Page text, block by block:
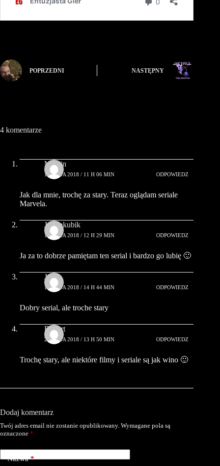
POPRZEDNI NASTĘPNY
4 komentarze
Marcin
17 MAJA 2018 / 11 H 06 MIN ODPOWIEDZ
Jak dla mnie, trochę za stary. Teraz oglądam seriale
Marvela.
Jan Jakubik
18 MAJA 2018 / 12 H 29 MIN ODPOWIEDZ
Ja za to dobrze pamiętam ten serial i bardzo go lubię 🙂
Jola
18 MAJA 2018 / 14 H 44 MIN ODPOWIEDZ
Dobry serial, ale troche stary
Robert
25 MAJA 2018 / 13 H 50 MIN ODPOWIEDZ
Trochę stary, ale niektóre filmy i seriale są jak wino 🙂
Dodaj komentarz
Twój adres email nie zostanie opublikowany. Wymagane pola są
oznaczone *
Nazwa*